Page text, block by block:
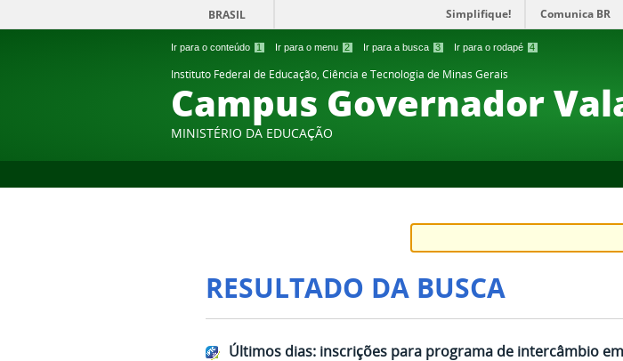
Ir para o conteúdo 1 Ir para o menu 2 Ir para a busca 3 Ir para o rodapé 4
BRASIL Simplifique! Comunica BR
Instituto Federal de Educação, Ciência e Tecnologia de Minas Gerais
Campus Governador
MINISTÉRIO DA EDUCAÇÃO
RESULTADO DA BUSCA
Últimos dias: inscrições para programa de intercâmbio